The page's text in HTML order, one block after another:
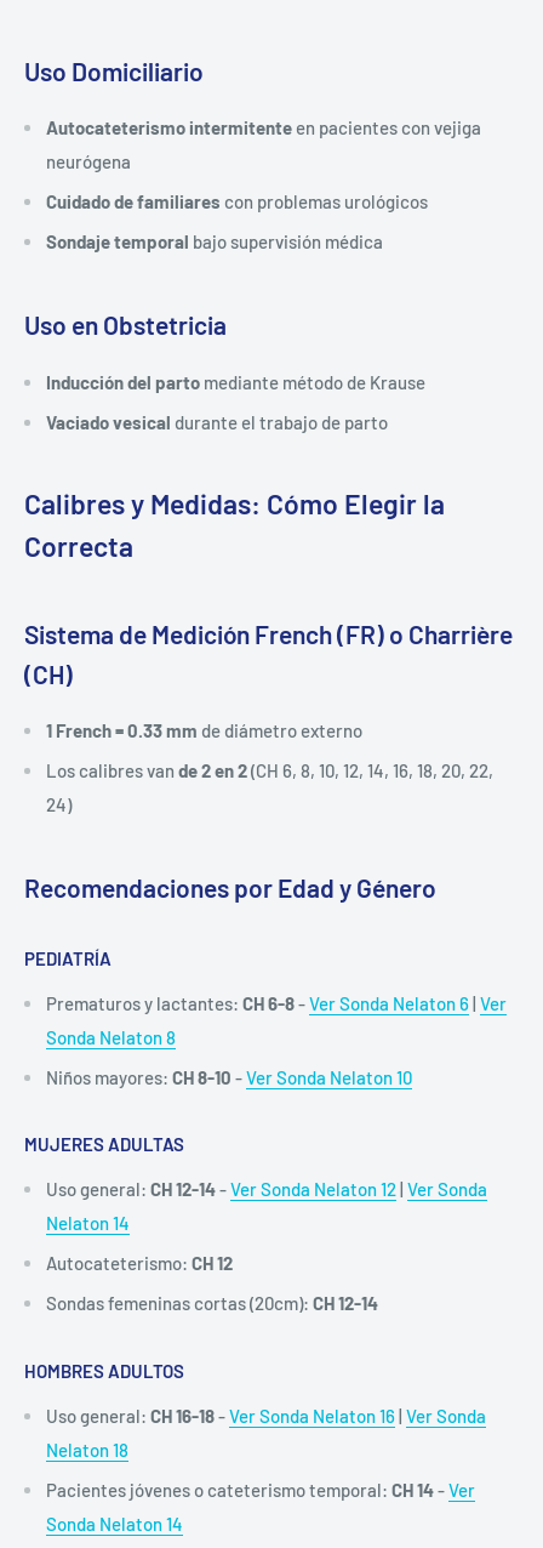
Uso Domiciliario
Autocateterismo intermitente en pacientes con vejiga
neurógena
Cuidado de familiares con problemas urológicos
Sondaje temporal bajo supervisión médica
Uso en Obstetricia
Inducción del parto mediante método de Krause
Vaciado vesical durante el trabajo de parto
Calibres y Medidas: Cómo Elegir la
Correcta
Sistema de Medición French (FR) o Charrière
(CH)
1 French = 0.33 mm de diámetro externo
Los calibres van de 2 en 2(CH 6, 8, 10, 12, 14, 16, 18, 20, 22,
24)
Recomendaciones por Edad y Género
PEDIATRÍA
Prematuros y lactantes: CH 6-8-Ver Sonda Nelaton 6| Ver
Sonda Nelaton 8
Niños mayores: CH 8-10 -Ver Sonda Nelaton 10
MUJERES ADULTAS
Uso general: CH 12-14-Ver Sonda Nelaton 12| Ver Sonda
Nelaton 14
Autocateterismo: CH 12
Sondas femeninas cortas (20cm): CH 12-14
HOMBRES ADULTOS
Uso general: CH 16-18-Ver Sonda Nelaton 16| Ver Sonda
Nelaton 18
Pacientes jóvenes o cateterismo temporal: CH 14-Ver
Sonda Nelaton 14